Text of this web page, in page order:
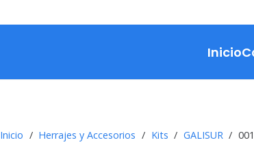
Inicio
Inicio / Herrajes y Accesorios / Kits / GALISUR /